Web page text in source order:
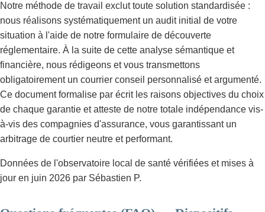
Notre méthode de travail exclut toute solution standardisée :
nous réalisons systématiquement un audit initial de votre
situation à l'aide de notre formulaire de découverte
réglementaire. À la suite de cette analyse sémantique et
financière, nous rédigeons et vous transmettons
obligatoirement un courrier conseil personnalisé et argumenté.
Ce document formalise par écrit les raisons objectives du choix
de chaque garantie et atteste de notre totale indépendance vis-
à-vis des compagnies d'assurance, vous garantissant un
arbitrage de courtier neutre et performant.
Données de l'observatoire local de santé vérifiées et mises à
jour en juin 2026 par Sébastien P.